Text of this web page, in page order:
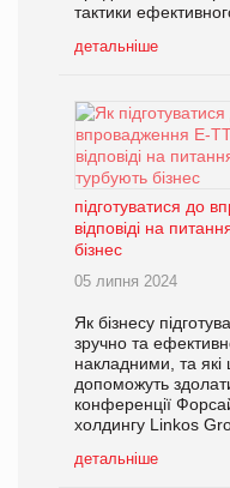
тактики
детальніше
підготуватися до
відповіді на
бізнес
05 липня 2024
Як бізнесу
зручно та
накладними, та
допоможуть
конференції
холдингу Linkos
детальніше